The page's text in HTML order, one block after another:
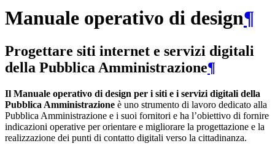
Manuale operativo di design¶
Progettare siti internet e servizi digitali
della Pubblica Amministrazione¶
Il Manuale operativo di design per i siti e i servizi digitali della
Pubblica Amministrazione è uno strumento di lavoro dedicato alla
Pubblica Amministrazione e i suoi fornitori e ha l’obiettivo di fornire
indicazioni operative per orientare e migliorare la progettazione e la
realizzazione dei punti di contatto digitali verso la cittadinanza.